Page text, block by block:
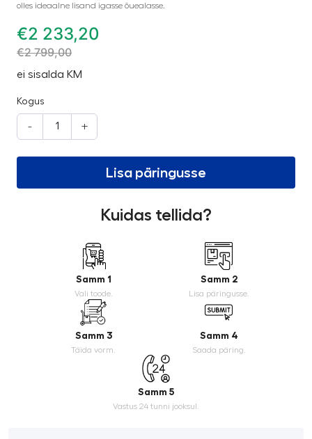
olles ideaalne lisand igasse õuealasse.
€2 233,20
€2 799,00
ei sisalda KM
Kogus
- +
Lisa päringusse
Kuidas tellida?
Samm 1
Vali toode.
Samm 2
Lisa päringusse.
Samm 3
Täida vorm.
Samm 4
Saada päring.
Samm 5
Vastus 24 tunni jooksul.